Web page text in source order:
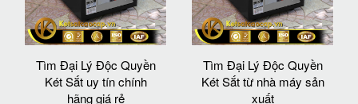
Tìm Đại Lý Độc Quyền
Két Sắt uy tín chính
hãng giá rẻ
Tìm Đại Lý Độc Quyền
Két Sắt từ nhà máy sản
xuất